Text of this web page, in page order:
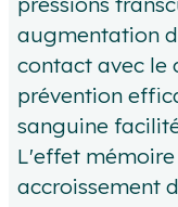
augmentation
contact avec le
prévention
sanguine
L'effet
accroissement